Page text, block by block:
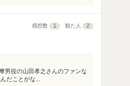
感想数 1 観た人 2
男役の山田孝之さんのファンな
だことがな...